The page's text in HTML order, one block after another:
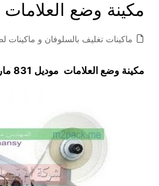
مكينة وضع العلامات
ماكينات تغليف بالسلوفان و ماكينات
مكينة وضع العلامات موديل 831 ماركة مهندس منسي